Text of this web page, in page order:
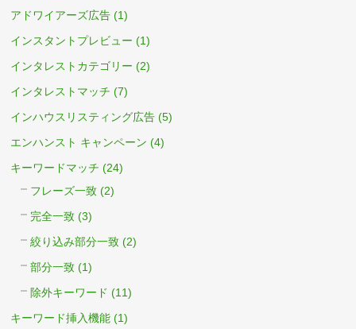
アドワイアーズ広告 (1)
インスタントプレビュー (1)
インタレストカテゴリー (2)
インタレストマッチ (7)
インハウスリスティング広告 (5)
エンハンスト キャンペーン (4)
キーワードマッチ (24)
フレーズ一致 (2)
完全一致 (3)
絞り込み部分一致 (2)
部分一致 (1)
除外キーワード (11)
キーワード挿入機能 (1)